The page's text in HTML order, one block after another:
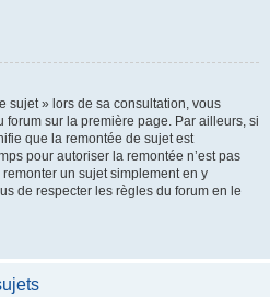
sujet » lors de sa consultation, vous
forum sur la première page. Par ailleurs, si
que la remontée de sujet est
pour autoriser la remontée n’est pas
un sujet simplement en y
de respecter les règles du forum en le